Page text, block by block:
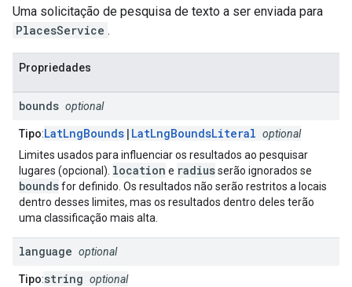
Uma solicitação de pesquisa de texto a ser enviada para
PlacesService .
Propriedades
bounds optional
Tipo:LatLngBounds | LatLngBoundsLiteral optional
Limites usados para influenciar os resultados ao pesquisar
lugares (opcional). location e radiusserão ignorados se
boundsfor definido. Os resultados não serão restritos a locais
dentro desses limites, mas os resultados dentro deles terão
uma classificação mais alta.
language optional
Tipo:string optional